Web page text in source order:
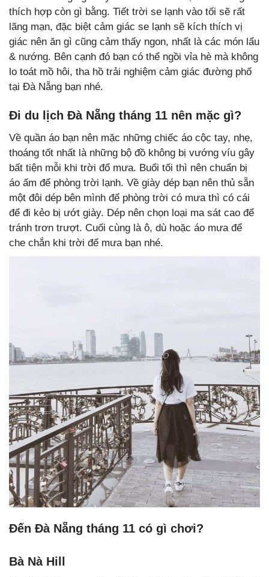
thích hợp còn gì bằng. Tiết trời se lạnh vào tối sẽ rất
lãng mạn, đặc biệt cảm giác se lạnh sẽ kích thích vị
giác nên ăn gì cũng cảm thấy ngon, nhất là các món lẩu
& nướng. Bên cạnh đó bạn có thể ngồi vỉa hè mà không
lo toát mồ hôi, tha hồ trải nghiệm cảm giác đường phố
tại Đà Nẵng bạn nhé.
Đi du lịch Đà Nẵng tháng 11 nên mặc gì?
Về quần áo bạn nên mặc những chiếc áo cộc tay, nhẹ,
thoáng tốt nhất là những bộ đồ không bị vướng víu gây
bất tiện mỗi khi trời đổ mưa. Buổi tối thì nên chuẩn bị
áo ấm để phòng trời lạnh. Về giày dép bạn nên thủ sẵn
một đôi dép bên mình để phòng trời có mưa thì có cái
để đi kẻo bị ướt giày. Dép nên chọn loại ma sát cao để
tránh trơn trượt. Cuối cùng là ô, dù hoặc áo mưa để
che chắn khi trời để mưa bạn nhé.
Đến Đà Nẵng tháng 11 có gì chơi?
Bà Nà Hill